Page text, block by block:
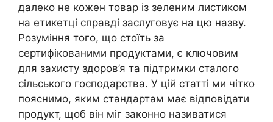
далеко не кожен товар із зеленим листиком
на етикетці справді заслуговує на цю назву.
Розуміння того, що стоїть за
сертифікованими продуктами, є ключовим
для захисту здоров’я та підтримки сталого
сільського господарства. У цій статті ми чітко
пояснимо, яким стандартам має відповідати
продукт, щоб він міг законно називатися